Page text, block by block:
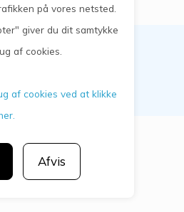
på vores netsted.
giver du dit samtykke
af cookies.
af cookies ved at klikke
Afvis